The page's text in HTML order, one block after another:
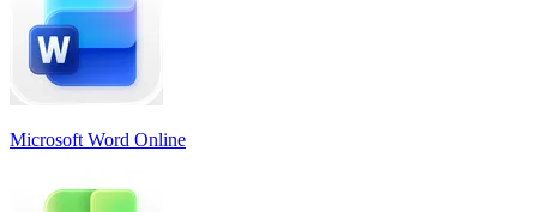
Microsoft Word Online